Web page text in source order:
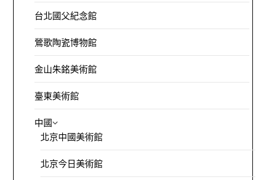
台北國父紀念館
鶯歌陶瓷博物館
金山朱銘美術館
臺東美術館
中國
北京中國美術館
北京今日美術館